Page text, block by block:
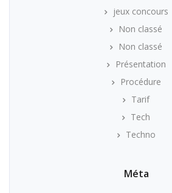
jeux concours
Non classé
Non classé
Présentation
Procédure
Tarif
Tech
Techno
Méta